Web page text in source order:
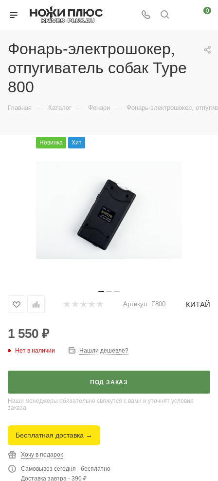
0
Фонарь-электрошокер,
отпугиватель собак Type
800
Главная — Каталог — Фонари — Фонарь-электрошокер,
Новинка Хит
Артикул: F800 КИТАЙ
1 550 ₽
Нет в наличии Нашли дешевле?
ПОД ЗАКАЗ
Наши менеджеры обязательно свяжутся с вами и уточнят условия
заказа
Бесплатная доставка →
Хочу в подарок
Самовывоз сегодня - бесплатно
Доставка завтра - 390 ₽